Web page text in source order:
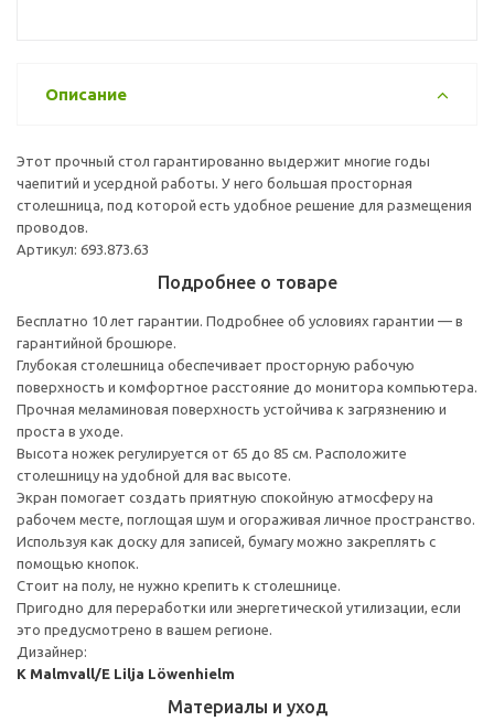
Описание
Этот прочный стол гарантированно выдержит многие годы
чаепитий и усердной работы. У него большая просторная
столешница, под которой есть удобное решение для размещения
проводов.
Артикул: 693.873.63
Подробнее о товаре
Бесплатно 10 лет гарантии. Подробнее об условиях гарантии — в
гарантийной брошюре.
Глубокая столешница обеспечивает просторную рабочую
поверхность и комфортное расстояние до монитора компьютера.
Прочная меламиновая поверхность устойчива к загрязнению и
проста в уходе.
Высота ножек регулируется от 65 до 85 см. Расположите
столешницу на удобной для вас высоте.
Экран помогает создать приятную спокойную атмосферу на
рабочем месте, поглощая шум и огораживая личное пространство.
Используя как доску для записей, бумагу можно закреплять с
помощью кнопок.
Стоит на полу, не нужно крепить к столешнице.
Пригодно для переработки или энергетической утилизации, если
это предусмотрено в вашем регионе.
Дизайнер:
K Malmvall/E Lilja Löwenhielm
Материалы и уход